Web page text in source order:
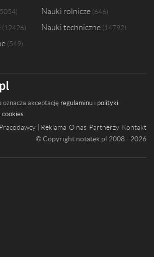
Nauki rolnicze 646
12426 Nauki techniczne 14792
549
oznacza akceptację regulaminu i polityki
cookies
Pracodawcy | Reklama O nas Partnerzy Kontakt
© Copyright notatek.pl 2008 - 2026